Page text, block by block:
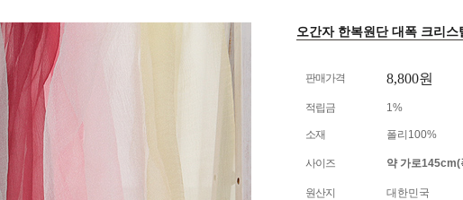
오간자 한복원단 대폭 크리스
판매가격 8,800원
적립금 1%
소재 폴리100%
사이즈 약 가로
원산지 대한민국